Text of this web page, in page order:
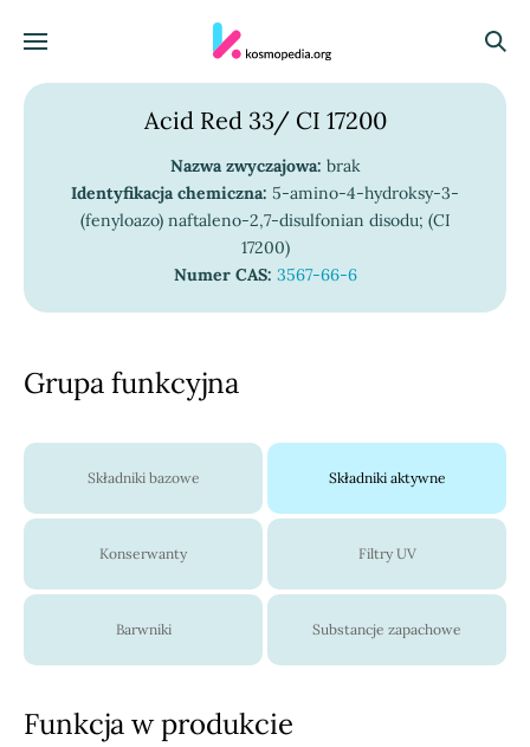
Menu
Acid Red 33/ CI 17200
Nazwa zwyczajowa: brak
Identyfikacja chemiczna: 5-amino-4-hydroksy-3-
(fenyloazo) naftaleno-2,7-disulfonian disodu; (CI
17200)
Numer CAS: 3567-66-6
Grupa funkcyjna
Składniki bazowe Składniki aktywne
Konserwanty Filtry UV
Barwniki Substancje zapachowe
Funkcja w produkcie